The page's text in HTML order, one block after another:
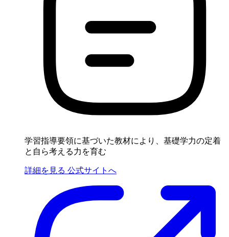
学習指導要領に基づいた教材により、基礎学力の定着
と自ら考える力を育む
詳細を見る 公式サイトへ